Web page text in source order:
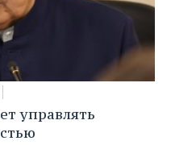
управлять